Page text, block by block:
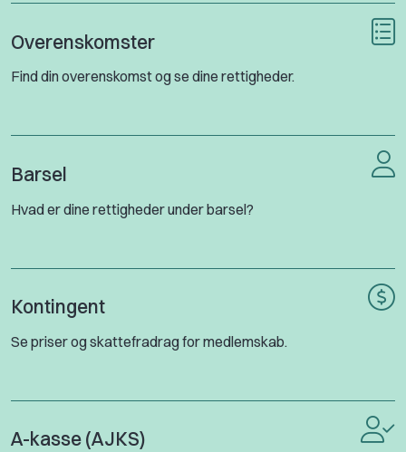
Overenskomster
Find din overenskomst og se dine rettigheder.
Barsel
Hvad er dine rettigheder under barsel?
Kontingent
Se priser og skattefradrag for medlemskab.
A-kasse (AJKS)